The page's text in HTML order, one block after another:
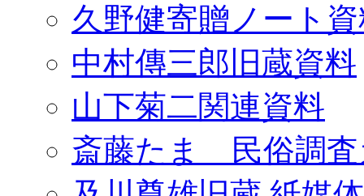
久野健寄贈ノート
中村傳三郎旧蔵資料
山下菊二関連資料
斎藤たま 民俗調査